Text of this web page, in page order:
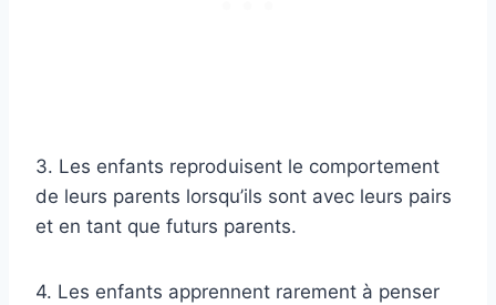
3. Les enfants reproduisent le comportement
de leurs parents lorsqu’ils sont avec leurs pairs
et en tant que futurs parents.
4. Les enfants apprennent rarement à penser